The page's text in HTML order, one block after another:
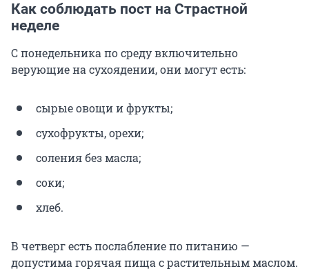
Как соблюдать пост на Страстной
неделе
С понедельника по среду включительно
верующие на сухоядении, они могут есть:
сырые овощи и фрукты;
сухофрукты, орехи;
соления без масла;
соки;
хлеб.
В четверг есть послабление по питанию —
допустима горячая пища с растительным маслом.